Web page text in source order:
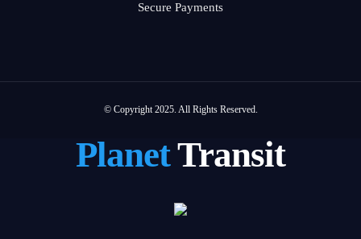
Secure Payments
© Copyright 2025. All Rights Reserved.
PlanetTransit